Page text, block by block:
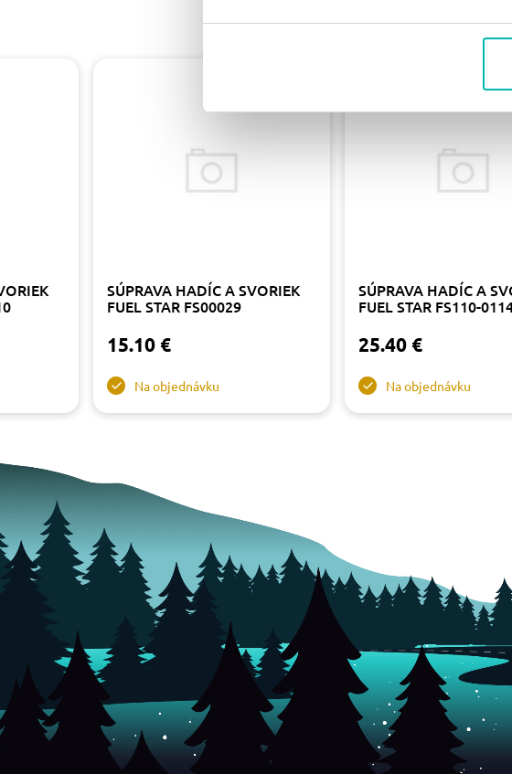
SÚPRAVA HADÍC A SVORIEK
FUEL STAR FS00029
15.10 €
Na objednávku
SÚPRAVA HADÍC A
FUEL STAR FS110-
25.40 €
Na objednávku